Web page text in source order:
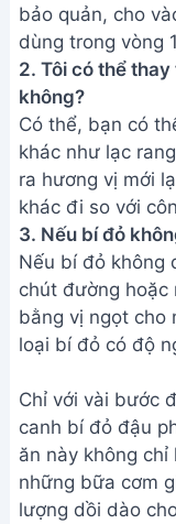
bảo quản, cho
dùng trong vòng
2. Tôi có thể
không?
Có thể, bạn có
khác như lạc
ra hương vị mới
khác đi so với
3. Nếu bí đỏ
Nếu bí đỏ không
chút đường hoặc
bằng vị ngọt cho
loại bí đỏ có độ
Chỉ với vài bước
canh bí đỏ đậu
ăn này không
những bữa cơm
lượng dồi dào